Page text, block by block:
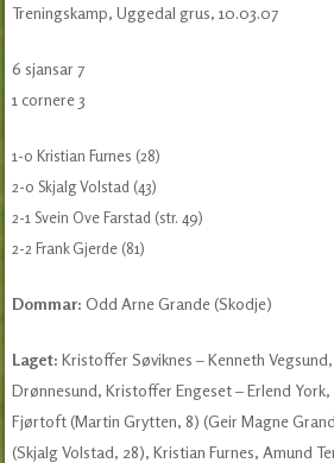
Treningskamp, Uggedal grus, 10.03.07
6 sjansar 7
1 cornere 3
1-0 Kristian Furnes (28)
2-0 Skjalg Volstad (43)
2-1 Svein Ove Farstad (str. 49)
2-2 Frank Gjerde (81)
Dommar: Odd Arne Grande (Skodje)
Laget: Kristoffer Søviknes – Kenneth Vegsund,
Drønnesund, Kristoffer Engeset – Erlend
Fjørtoft (Martin Grytten, 8) (Geir Magne
(Skjalg Volstad, 28), Kristian Furnes, Amund